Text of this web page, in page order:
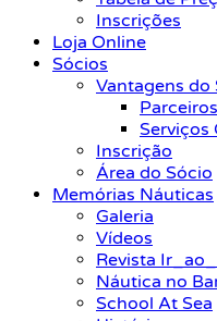
Inscrições
Loja Online
Sócios
Vantagens do
Parceiros
Serviços
Inscrição
Área do Sócio
Memórias Náuticas
Galeria
Vídeos
Revista
Náutica no
School At Sea